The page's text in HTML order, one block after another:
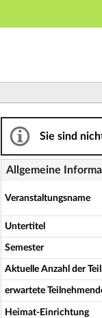
Seminar:
Sie sind
Allgemeine
Veranstaltungsname
Untertitel
Semester
Aktuelle Anzahl der
erwartete
Heimat-Einrichtung